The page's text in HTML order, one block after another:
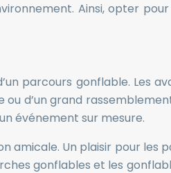
Ainsi, opter
parcours gonflable. Les
ou d’un grand
événement sur mesure.
amicale. Un plaisir pour
gonflables et les